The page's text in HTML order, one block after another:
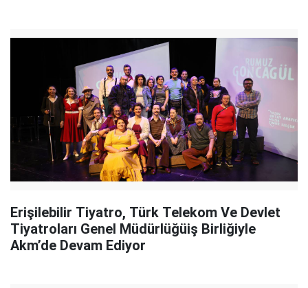
Erişilebilir Tiyatro, Türk Telekom Ve Devlet
Tiyatroları Genel Müdürlüğüiş Birliğiyle
Akm’de Devam Ediyor